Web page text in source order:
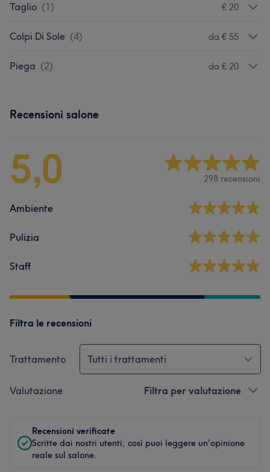
Taglio (1) € 20
Colpi Di Sole (4) da € 55
Piega (2) da € 20
Recensioni salone
5,0 298 recensioni
Ambiente
Pulizia
Staff
Filtra le recensioni
Trattamento Tutti i trattamenti
Valutazione Filtra per valutazione
Recensioni verificate
Scritte dai nostri utenti, così puoi leggere un'opinione
reale sul salone.